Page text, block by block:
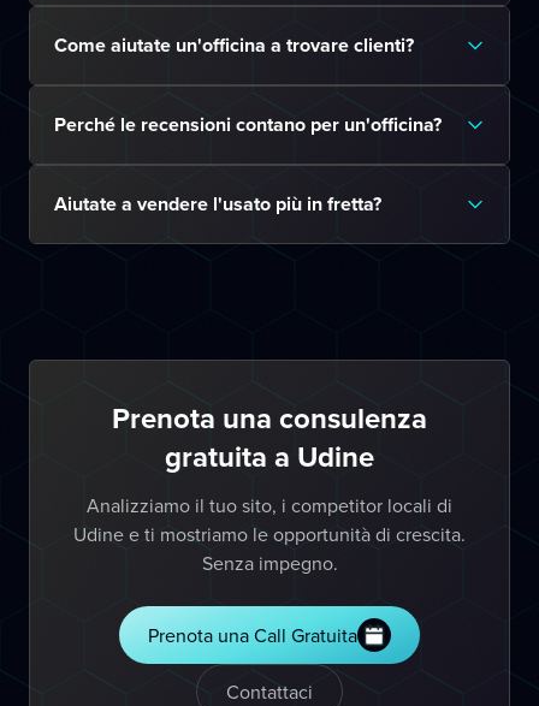
Come aiutate un'officina a trovare clienti?
Perché le recensioni contano per un'officina?
Aiutate a vendere l'usato più in fretta?
Prenota una consulenza
gratuita a Udine
Analizziamo il tuo sito, i competitor locali di
Udine e ti mostriamo le opportunità di crescita.
Senza impegno.
Prenota una Call Gratuita
Contattaci